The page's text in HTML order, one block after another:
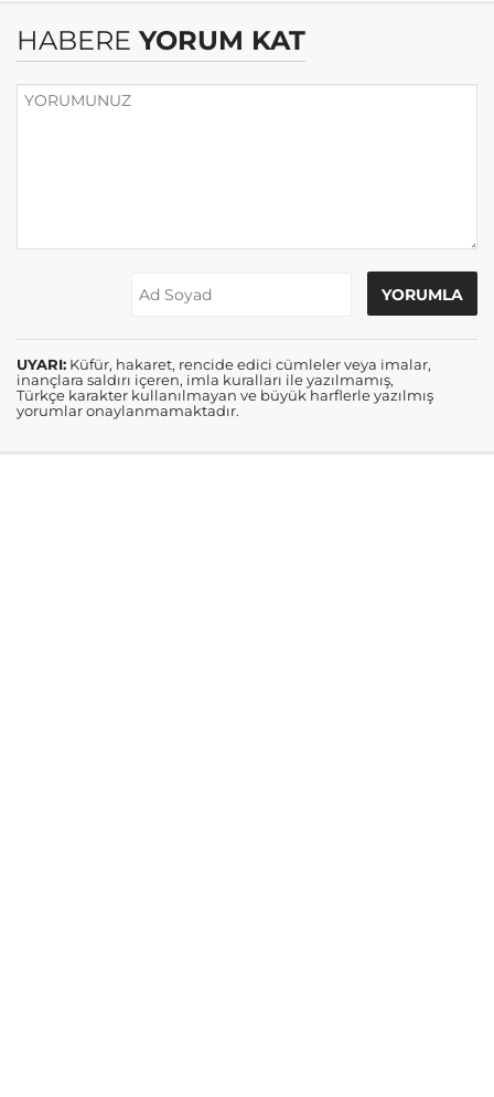
HABERE YORUM KAT
UYARI: Küfür, hakaret, rencide edici cümleler veya imalar,
inançlara saldırı içeren, imla kuralları ile yazılmamış,
Türkçe karakter kullanılmayan ve büyük harflerle yazılmış
yorumlar onaylanmamaktadır.